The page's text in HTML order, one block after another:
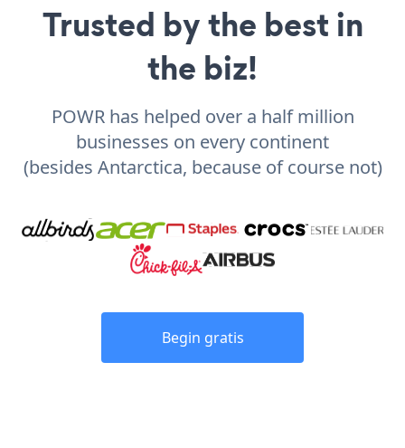
Trusted by the best in
the biz!
POWR has helped over a half million
businesses on every continent
(besides Antarctica, because of course not)
Begin gratis